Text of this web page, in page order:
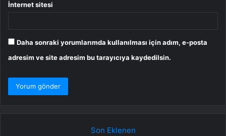
İnternet sitesi
Daha sonraki yorumlarımda kullanılması için adım, e-posta
adresim ve site adresim bu tarayıcıya kaydedilsin.
Son Eklenen